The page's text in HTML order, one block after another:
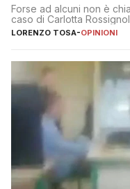
Forse ad alcuni non è
caso di Carlotta
LORENZO TOSA-OPINIONI